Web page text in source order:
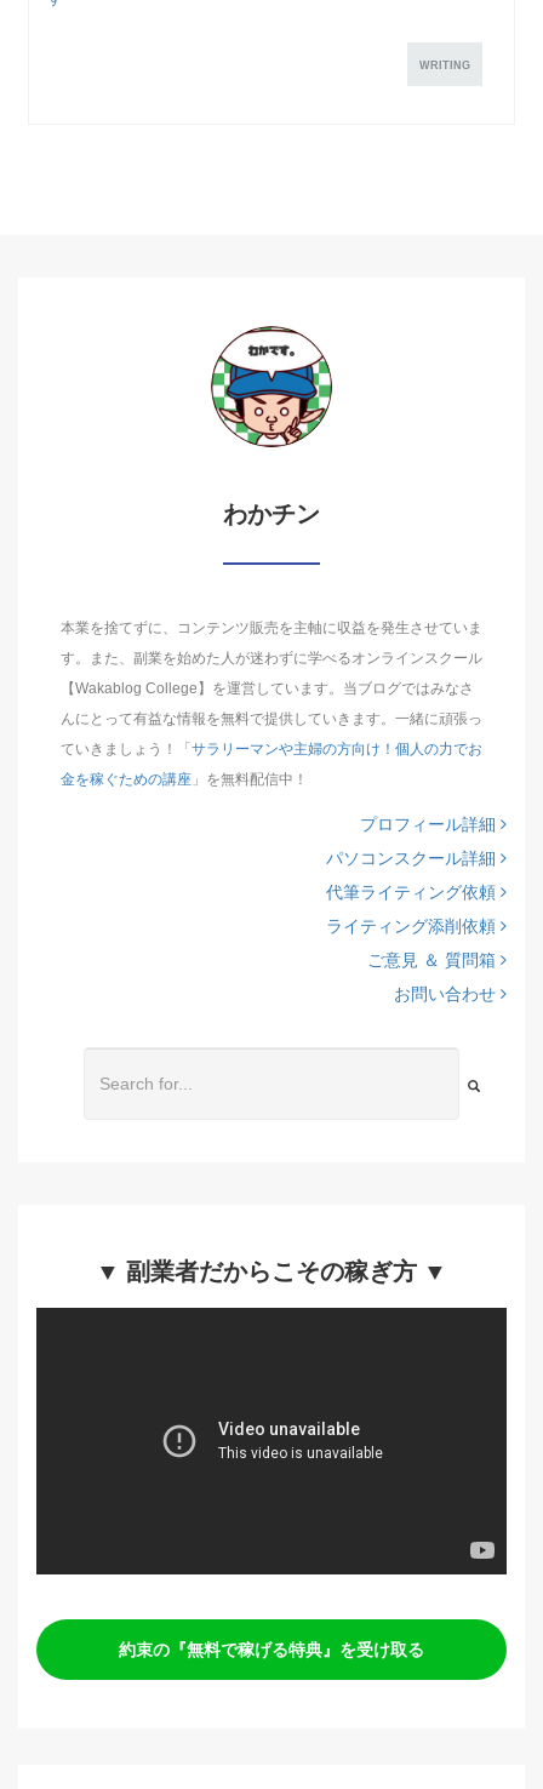
WRITING
わかチン
本業を捨てずに、コンテンツ販売を主軸に収益を発生させていま
す。また、副業を始めた人が迷わずに学べるオンラインスクール
【Wakablog College】を運営しています。当ブログではみなさ
んにとって有益な情報を無料で提供していきます。一緒に頑張っ
ていきましょう！「 サラリーマンや主婦の方向け！個人の力でお
金を稼ぐための講座 」を無料配信中！
プロフィール詳細
パソコンスクール詳細
代筆ライティング依頼
ライティング添削依頼
ご意見 ＆ 質問箱
お問い合わせ
▼ 副業者だからこその稼ぎ方 ▼
約束の『無料で稼げる特典』を受け取る